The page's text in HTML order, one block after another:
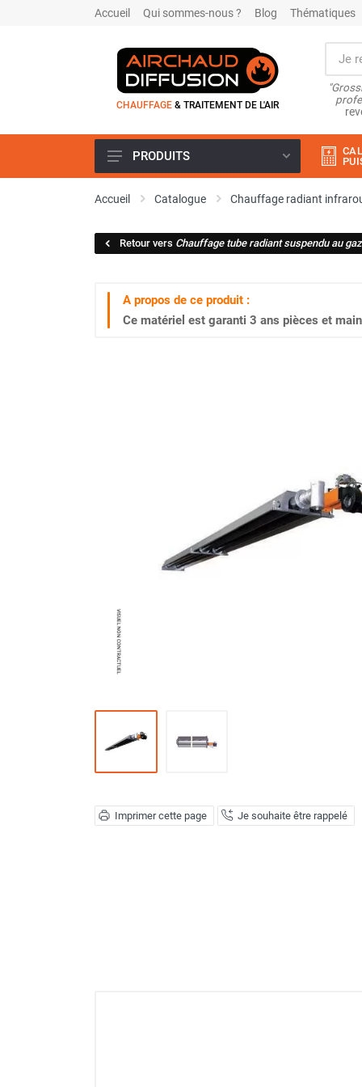
Accueil Qui sommes-nous ? Blog Thématiques
CHAUFFAGE & TRAITEMENT DE L'AIR
Climatiseur
Climatiseur mobile résidentiel et
Rafraîchisseur d'air
Rafraichisseur d'air mobile
Ventilateur centrifuge
Ventilateur de sol
Ventilateur sur pied
Ventilateur de table
Extracteur d'air mural
Extracteur d'air mural hélicoïde
Extracteur d'air mural centrifuge
Extracteur d'air mural résidentiel
Déstratificateur ventilateur de
plafond
Déstratificateur industriel à pales
Déstratificateur de plafond design
Déstratificateur Airius
PRODUITS
Accueil Catalogue Chauffage radiant
Retour vers Chauffage tube radiant suspendu au gaz
A propos de ce produit :
Ce matériel est garanti 3 ans pièces et
Imprimer cette page Je souhaite être rappelé